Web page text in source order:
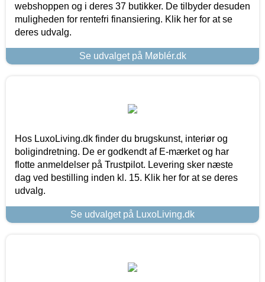
webshoppen og i deres 37 butikker. De tilbyder desuden
muligheden for rentefri finansiering. Klik her for at se
deres udvalg.
Se udvalget på Møblér.dk
Hos LuxoLiving.dk finder du brugskunst, interiør og
boligindretning. De er godkendt af E-mærket og har
flotte anmeldelser på Trustpilot. Levering sker næste
dag ved bestilling inden kl. 15. Klik her for at se deres
udvalg.
Se udvalget på LuxoLiving.dk